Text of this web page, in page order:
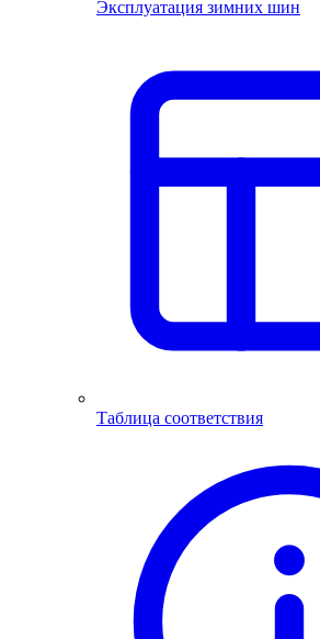
Эксплуатация зимних шин
Таблица соответствия